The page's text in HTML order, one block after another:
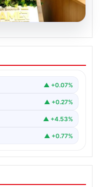
Toplantısı ve
başlatmak amacıyla
▲ +0.07%
▲ +0.27%
▲ +4.53%
▲ +0.77%